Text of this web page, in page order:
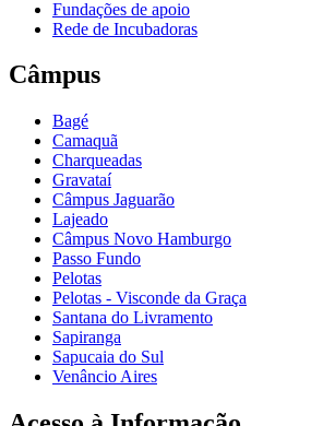
Fundações de apoio
Rede de Incubadoras
Câmpus
Bagé
Camaquã
Charqueadas
Gravataí
Câmpus Jaguarão
Lajeado
Câmpus Novo Hamburgo
Passo Fundo
Pelotas
Pelotas - Visconde da Graça
Santana do Livramento
Sapiranga
Sapucaia do Sul
Venâncio Aires